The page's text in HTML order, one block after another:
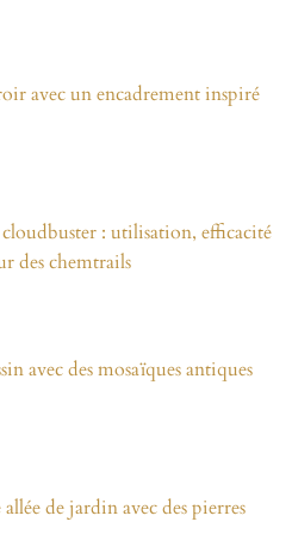
avec un encadrement inspiré
: utilisation, efficacité
des chemtrails
avec des mosaïques antiques
de jardin avec des pierres